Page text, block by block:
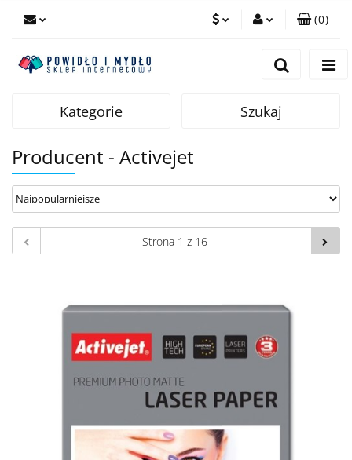
Dodaj zgłoszenie
(0)
Kategorie Szukaj
Producent - Activejet